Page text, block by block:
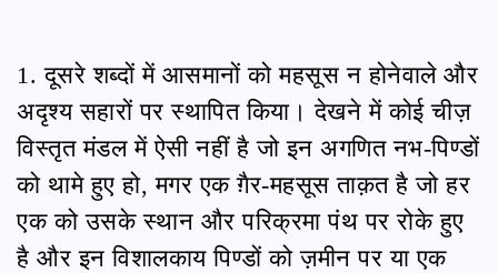
1. दूसरे शब्दों में आसमानों को महसूस न होनेवाले और
अदृश्य सहारों पर स्थापित किया। देखने में कोई चीज़
विस्तृत मंडल में ऐसी नहीं है जो इन अगणित नभ-पिण्डों
को थामे हुए हो, मगर एक ग़ैर-महसूस ताक़त है जो हर
एक को उसके स्थान और परिक्रमा पंथ पर रोके हुए
है और इन विशालकाय पिण्डों को ज़मीन पर या एक